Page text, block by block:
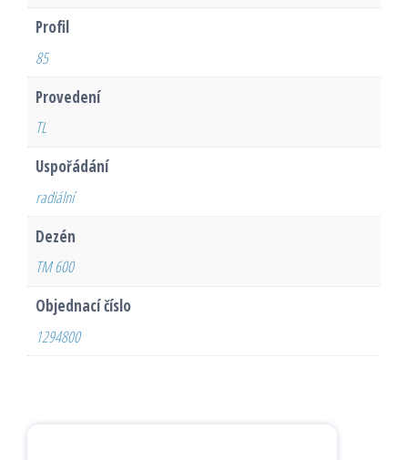
Profil
85
Provedení
TL
Uspořádání
radiální
Dezén
TM 600
Objednací číslo
1294800